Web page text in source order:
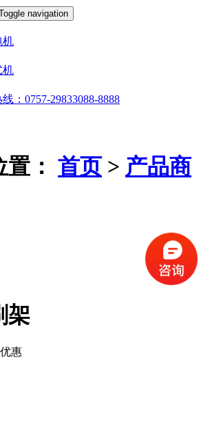
navigation
机
机
： 0757-29833088-8888
： 首页 > 产品商
架
惠